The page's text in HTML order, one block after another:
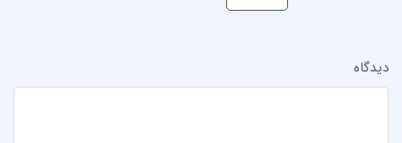
دیدگاه